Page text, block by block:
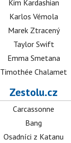
Kim Kardashian
Karlos Vémola
Marek Ztracený
Taylor Swift
Emma Smetana
Timothée Chalamet
Zestolu.cz
Carcassonne
Bang
Osadníci z Katanu